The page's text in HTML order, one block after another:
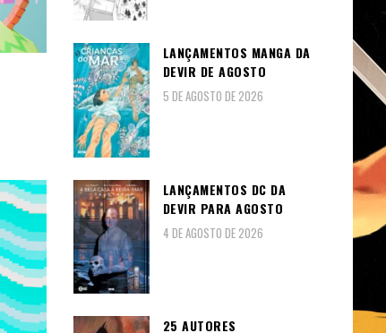
LANÇAMENTOS MANGA DA
DEVIR DE AGOSTO
5 DE AGOSTO DE 2026
LANÇAMENTOS DC DA
DEVIR PARA AGOSTO
4 DE AGOSTO DE 2026
25 AUTORES